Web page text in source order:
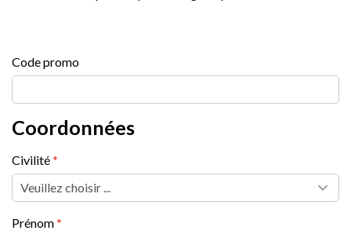
Code promo
Coordonnées
Civilité
Prénom